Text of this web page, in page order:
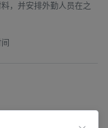
，并安排外勤人员在之